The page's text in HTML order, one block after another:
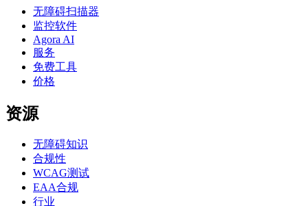
无障碍扫描器
监控软件
Agora AI
服务
免费工具
价格
资源
无障碍知识
合规性
WCAG测试
EAA合规
行业